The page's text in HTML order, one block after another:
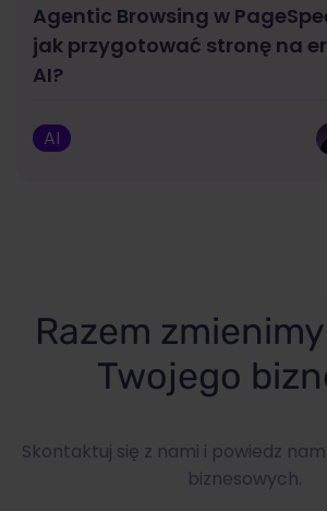
Agentic Browsing w
jak przygotować stronę na
AI?
AI
Razem
Twojego
Skontaktuj się z nami i powiedz
biznesowych.